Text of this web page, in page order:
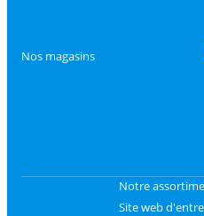
Nos magasins
Notre
Site web